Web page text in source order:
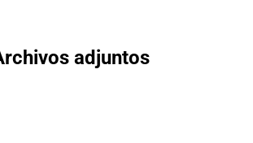
adjuntos